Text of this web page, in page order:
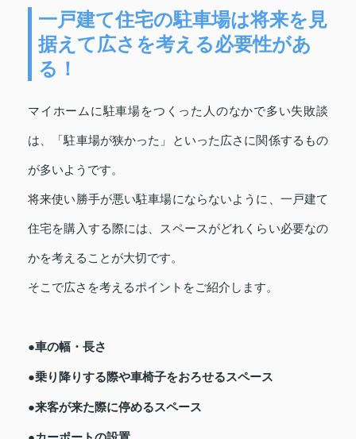
一戸建て住宅の駐車場は将来を見
据えて広さを考える必要性があ
る！
マイホームに駐車場をつくった人のなかで多い失敗談
は、「駐車場が狭かった」といった広さに関係するもの
が多いようです。
将来使い勝手が悪い駐車場にならないように、一戸建て
住宅を購入する際には、スペースがどれくらい必要なの
かを考えることが大切です。
そこで広さを考えるポイントをご紹介します。
●車の幅・長さ
●乗り降りする際や車椅子をおろせるスペース
●来客が来た際に停めるスペース